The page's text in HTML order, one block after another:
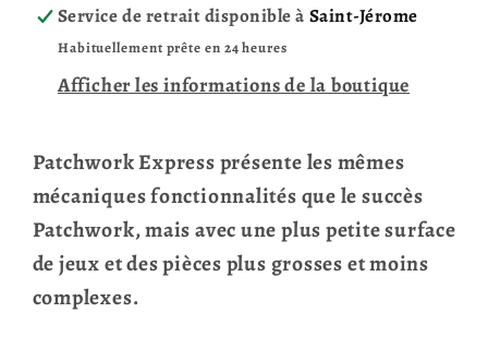
Service de retrait disponible à Saint-Jérome
Habituellement prête en 24 heures
Afficher les informations de la boutique
Patchwork Express présente les mêmes
mécaniques fonctionnalités que le succès
Patchwork, mais avec une plus petite surface
de jeux et des pièces plus grosses et moins
complexes.